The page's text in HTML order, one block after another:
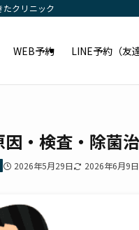
クリニック
WEB予約 LINE予約（友
・検査・除菌
2026年5月29日 2026年6月9日